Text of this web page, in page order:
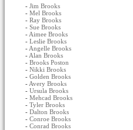
- Jim Brooks
- Mel Brooks
- Ray Brooks
- Sue Brooks
- Aimee Brooks
- Leslie Brooks
- Angelle Brooks
- Alan Brooks
- Brooks Poston
- Nikki Brooks
- Golden Brooks
- Avery Brooks
- Ursula Brooks
- Mehcad Brooks
- Tyler Brooks
- Dalton Brooks
- Conroe Brooks
- Conrad Brooks